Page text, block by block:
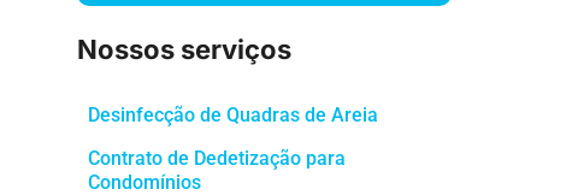
Nossos serviços
Desinfecção de Quadras de Areia
Contrato de Dedetização para
Condomínios